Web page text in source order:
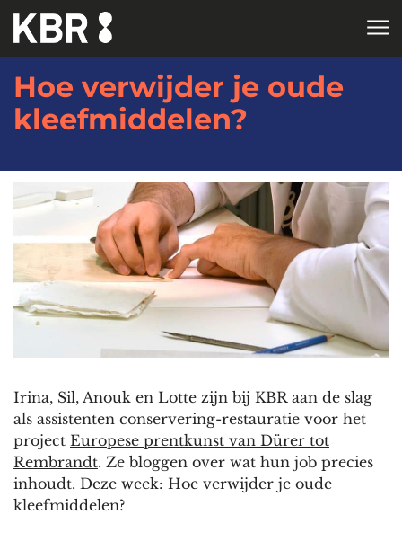
Skip to main content
Hoe verwijder je oude
kleefmiddelen?
Irina, Sil, Anouk en Lotte zijn bij KBR aan de slag
als assistenten conservering-restauratie voor het
project Europese prentkunst van Dürer tot
Rembrandt. Ze bloggen over wat hun job precies
inhoudt. Deze week: Hoe verwijder je oude
kleefmiddelen?